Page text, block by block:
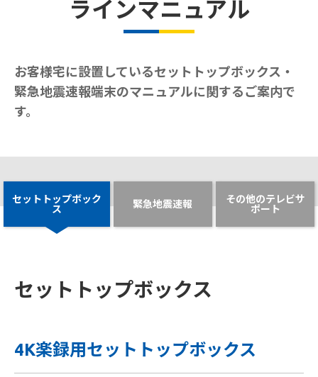
ラインマニュアル
お客様宅に設置しているセットトップボックス・
緊急地震速報端末のマニュアルに関するご案内で
す。
セットトップボック
ス
緊急地震速報
その他のテレビサ
ポート
セットトップボックス
4K楽録用セットトップボックス